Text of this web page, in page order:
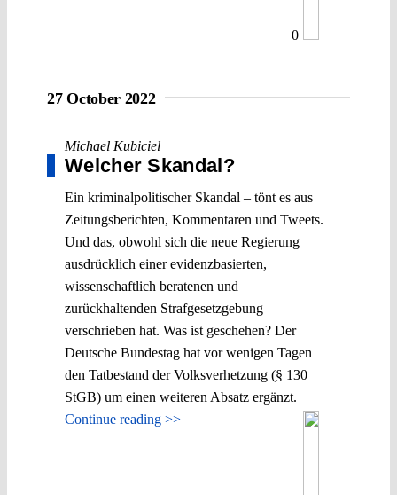
0
27 October 2022
Michael Kubiciel
Welcher Skandal?
Ein kriminalpolitischer Skandal – tönt es aus
Zeitungsberichten, Kommentaren und Tweets.
Und das, obwohl sich die neue Regierung
ausdrücklich einer evidenzbasierten,
wissenschaftlich beratenen und
zurückhaltenden Strafgesetzgebung
verschrieben hat. Was ist geschehen? Der
Deutsche Bundestag hat vor wenigen Tagen
den Tatbestand der Volksverhetzung (§ 130
StGB) um einen weiteren Absatz ergänzt.
Continue reading >>